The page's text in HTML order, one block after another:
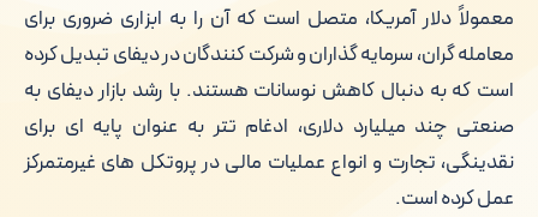
معمولاً دلار آمریکا، متصل است که آن را به ابزاری ضروری برای
معامله گران، سرمایه گذاران و شرکت کنندگان در دیفای تبدیل کرده
است که به دنبال کاهش نوسانات هستند. با رشد بازار دیفای به
صنعتی چند میلیارد دلاری، ادغام تتر به عنوان پایه ای برای
نقدینگی، تجارت و انواع عملیات مالی در پروتکل های غیرمتمرکز
عمل کرده است.